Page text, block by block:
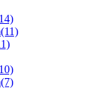
(11)
(7)